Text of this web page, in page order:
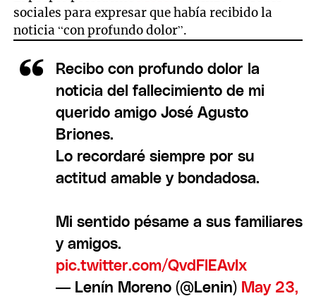
sociales para expresar que había recibido la
noticia “con profundo dolor”.
Recibo con profundo dolor la
noticia del fallecimiento de mi
querido amigo José Agusto
Briones.
Lo recordaré siempre por su
actitud amable y bondadosa.
Mi sentido pésame a sus familiares
y amigos.
pic.twitter.com/QvdFlEAvIx
— Lenín Moreno (@Lenin) May 23,